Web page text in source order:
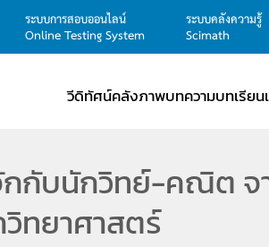
ระบบการสอบออนไลน์
Online Testing System
ระบบคลังความรู้
Scimath
วีดิทัศน์คลังภาพบทความบทเรียน
กับนักวิทย์-คณิต จ
ทยาศาสตร์